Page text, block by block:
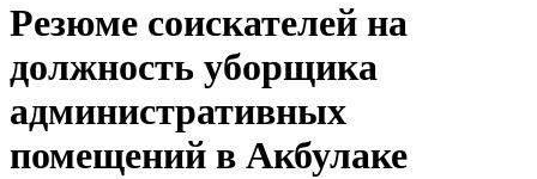
Резюме соискателей на
должность уборщика
административных
помещений в Акбулаке